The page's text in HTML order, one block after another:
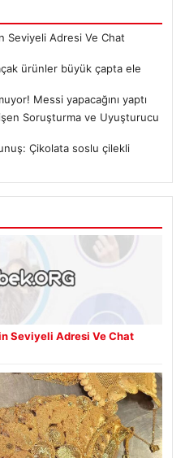
Seviyeli Adresi Ve Chat
ürünler büyük çapta ele
Messi yapacağını yaptı
Soruşturma ve Uyuşturucu
Çikolata soslu çilekli
Seviyeli Adresi Ve Chat